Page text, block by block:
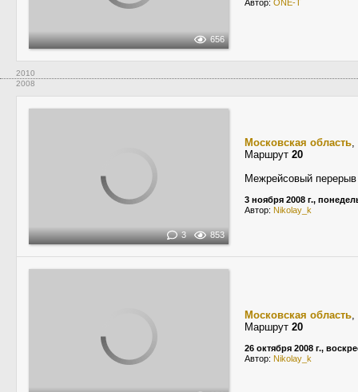
656
Автор: ONE-T
2010
2008
3 853
Московская область,
Маршрут 20
Межрейсовый перерыв
3 ноября 2008 г.,
Автор: Nikolay_k
Московская область,
Маршрут 20
26 октября 2008 г.,
Автор: Nikolay_k